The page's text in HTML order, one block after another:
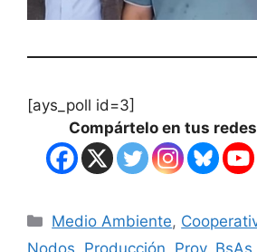
[ays_poll id=3]
Compártelo en tus
Medio Ambiente,